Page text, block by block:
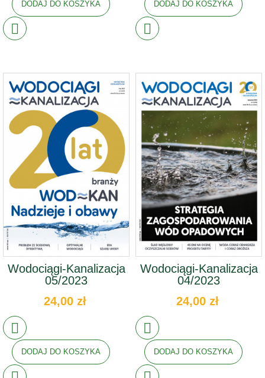
DODAJ DO KOSZYKA DODAJ DO KOSZYKA
Wodociągi-Kanalizacja
05/2023
24,00 zł
DODAJ DO KOSZYKA
Wodociągi-Kanalizacja
04/2023
24,00 zł
DODAJ DO KOSZYKA